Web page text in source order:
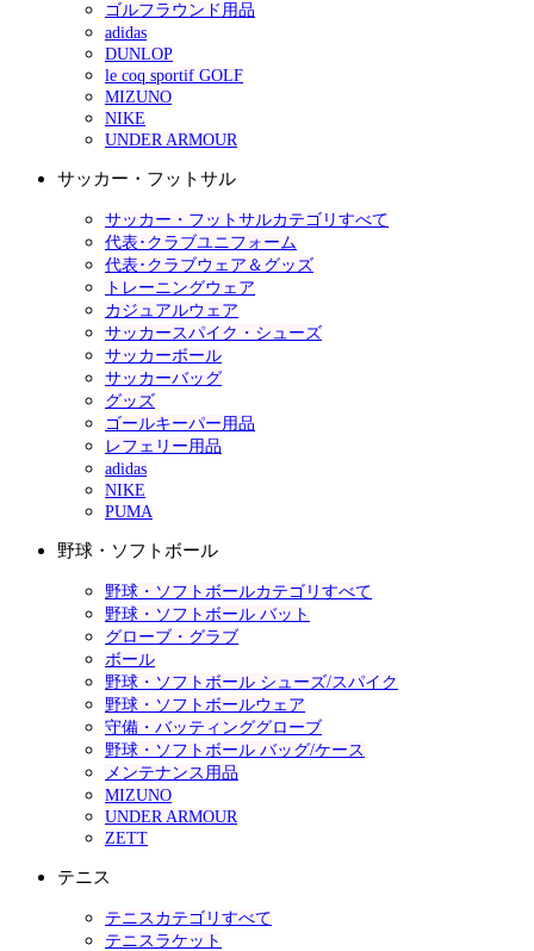
ゴルフラウンド用品
adidas
DUNLOP
le coq sportif GOLF
MIZUNO
NIKE
UNDER ARMOUR
サッカー・フットサル
サッカー・フットサルカテゴリすべて
代表･クラブユニフォーム
代表･クラブウェア＆グッズ
トレーニングウェア
カジュアルウェア
サッカースパイク・シューズ
サッカーボール
サッカーバッグ
グッズ
ゴールキーパー用品
レフェリー用品
adidas
NIKE
PUMA
野球・ソフトボール
野球・ソフトボールカテゴリすべて
野球・ソフトボール バット
グローブ・グラブ
ボール
野球・ソフトボール シューズ/スパイク
野球・ソフトボールウェア
守備・バッティンググローブ
野球・ソフトボール バッグ/ケース
メンテナンス用品
MIZUNO
UNDER ARMOUR
ZETT
テニス
テニスカテゴリすべて
テニスラケット